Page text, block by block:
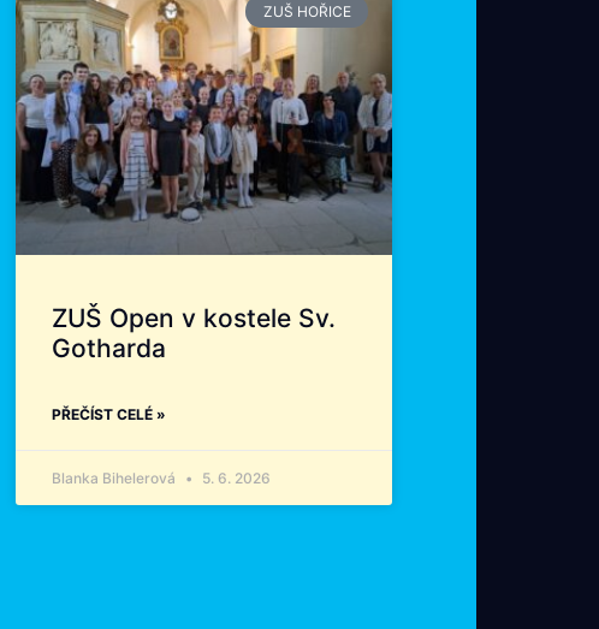
ZUŠ HOŘICE
ZUŠ Open v kostele Sv.
Gotharda
PŘEČÍST CELÉ »
Blanka Bihelerová 5. 6. 2026